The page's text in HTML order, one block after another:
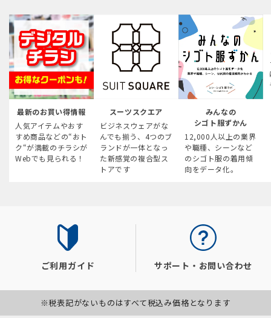
最新のお買い得情報
人気アイテムやおす
すめ商品などの“おト
ク“が満載のチラシが
Webでも見られる！
スーツスクエア
ビジネスウェアがな
んでも揃う、4つのブ
ランドが一体となっ
た新感覚の複合型ス
トアです
みんなの
シゴト服ずかん
12,000人以上の業界
や職種、シーンなど
のシゴト服の着用傾
向をデータ化。
ご利用ガイド サポート・お問い合わせ
※税表記がないものはすべて税込み価格となります